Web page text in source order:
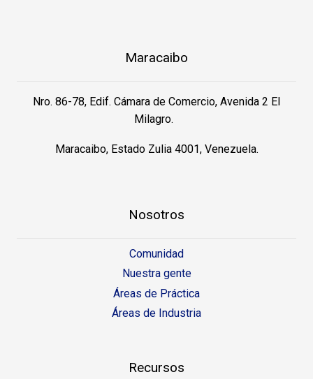
Maracaibo
Nro. 86-78, Edif. Cámara de Comercio, Avenida 2 El
Milagro.
Maracaibo, Estado Zulia 4001, Venezuela.
Nosotros
Comunidad
Nuestra gente
Áreas de Práctica
Áreas de Industria
Recursos